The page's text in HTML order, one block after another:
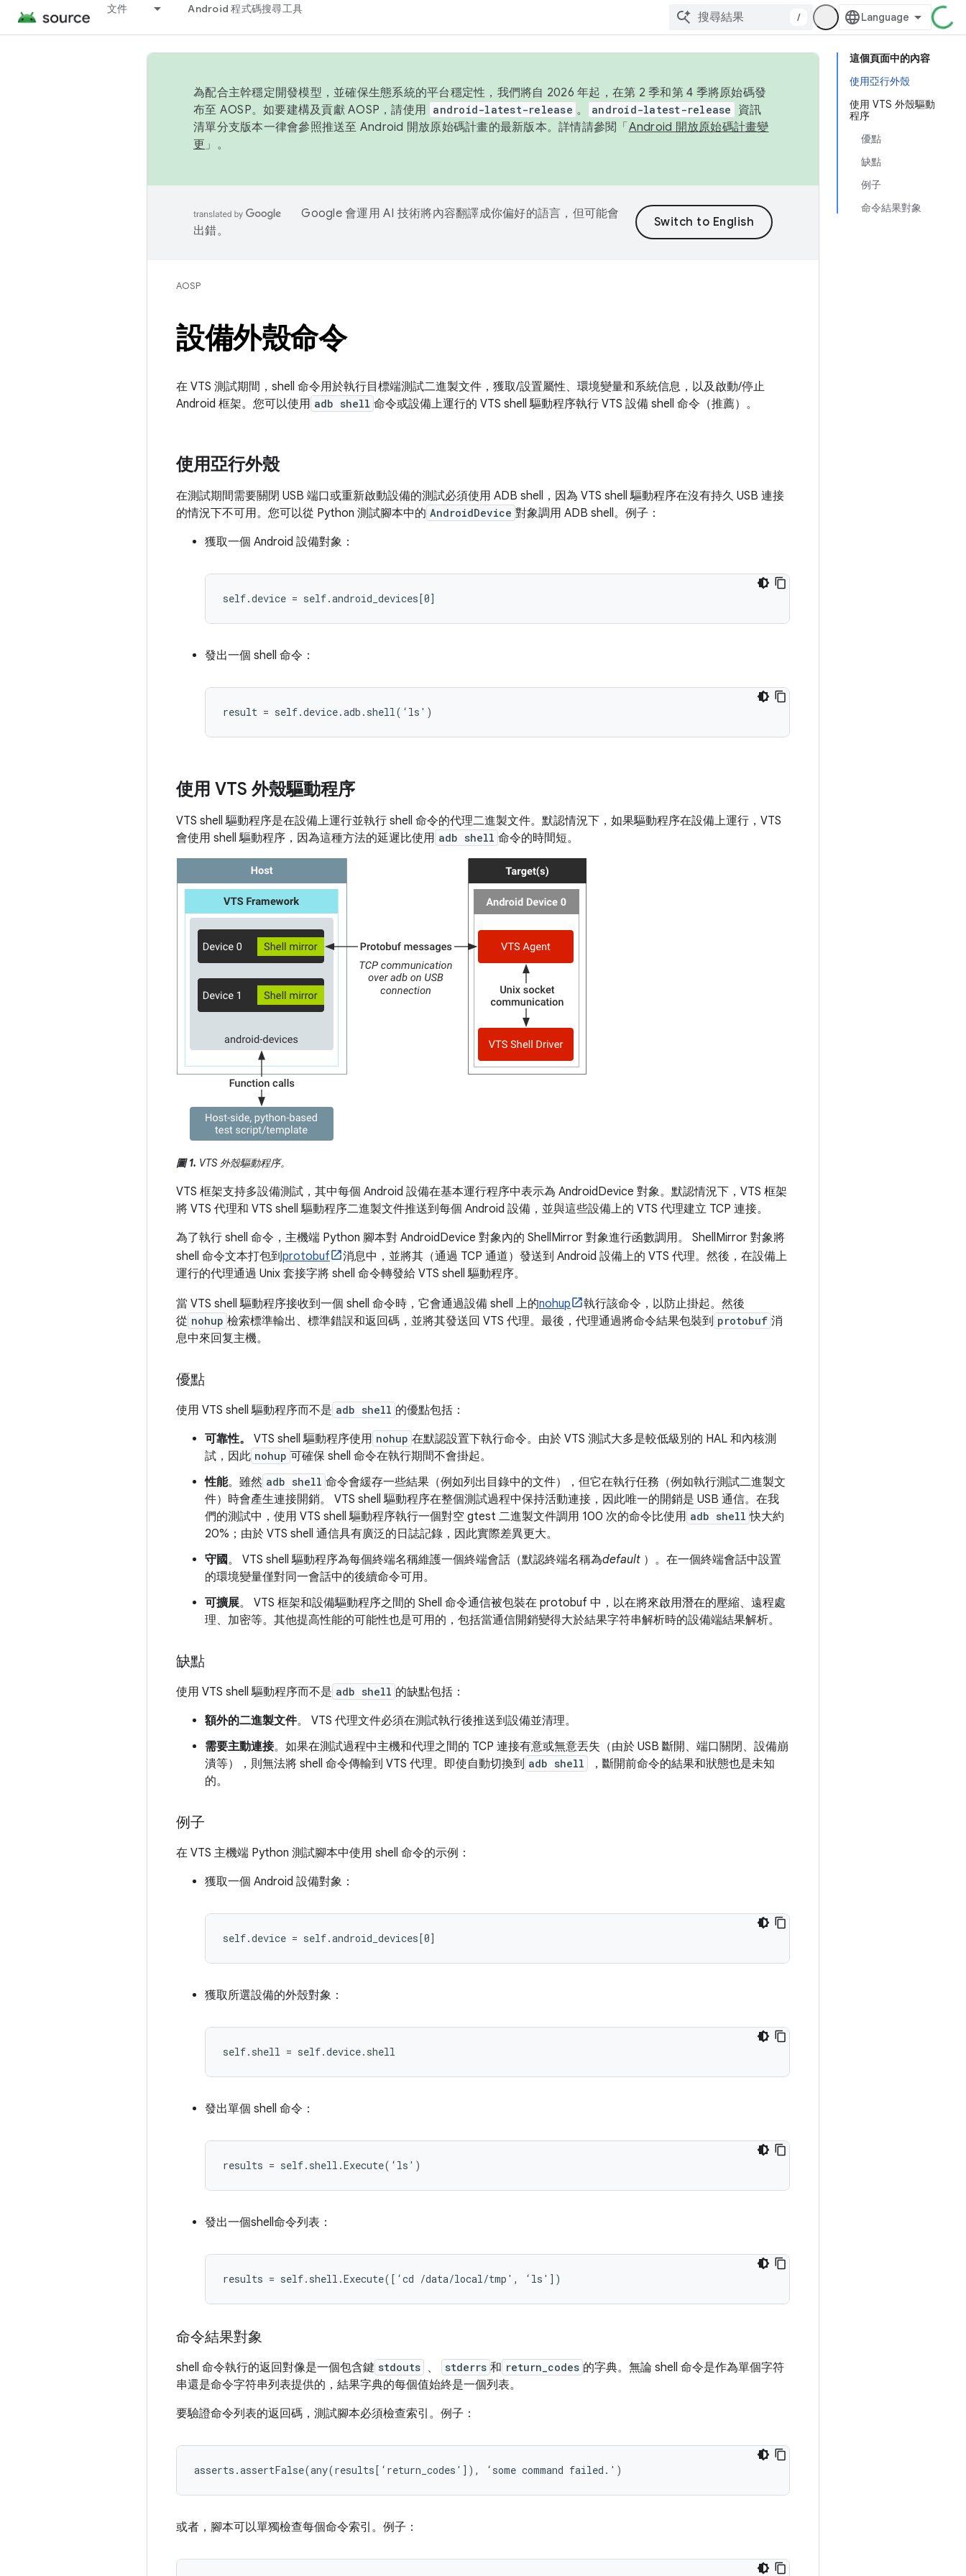
文件 Android 程式碼搜尋工具
/
這個頁面中的內容
使用亞行外殼
使用 VTS 外殼驅動
程序
優點
缺點
例子
命令結果對象
為配合主幹穩定開發模型，並確保生態系統的平台穩定性，我們將自 2026 年起，在第 2 季和第 4 季將原始碼發
布至 AOSP。如要建構及貢獻 AOSP，請使用 android-latest-release 。 android-latest-release
資訊
清單分支版本一律會參照推送至 Android 開放原始碼計畫的最新版本。詳情請參閱「 Android 開放原始碼計畫變
更 」。
Google 會運用 AI 技術將內容翻譯成你偏好的語言，但可能會
出錯。
AOSP
設備外殼命令
在 VTS 測試期間，shell 命令用於執行目標端測試二進製文件，獲取/設置屬性、環境變量和系統信息，以及啟動/停止
Android 框架。您可以使用 adb shell 命令或設備上運行的 VTS shell 驅動程序執行 VTS 設備 shell 命令（推薦）。
使用亞行外殼
在測試期間需要關閉 USB 端口或重新啟動設備的測試必須使用 ADB shell，因為 VTS shell 驅動程序在沒有持久 USB 連接
的情況下不可用。您可以從 Python 測試腳本中的 AndroidDevice 對象調用 ADB shell。例子：
獲取一個 Android 設備對象：
發出一個 shell 命令：
使用 VTS 外殼驅動程序
VTS shell 驅動程序是在設備上運行並執行 shell 命令的代理二進製文件。默認情況下，如果驅動程序在設備上運行，VTS
會使用 shell 驅動程序，因為這種方法的延遲比使用 adb shell 命令的時間短。
圖 1. VTS 外殼驅動程序。
VTS 框架支持多設備測試，其中每個 Android 設備在基本運行程序中表示為 AndroidDevice 對象。默認情況下，VTS 框架
將 VTS 代理和 VTS shell 驅動程序二進製文件推送到每個 Android 設備，並與這些設備上的 VTS 代理建立 TCP 連接。
為了執行 shell 命令，主機端 Python 腳本對 AndroidDevice 對象內的 ShellMirror 對象進行函數調用。 ShellMirror 對象將
shell 命令文本打包到protobuf
消息中，並將其（通過 TCP 通道）發送到 Android 設備上的 VTS 代理。然後，在設備上
運行的代理通過 Unix 套接字將 shell 命令轉發給 VTS shell 驅動程序。
當 VTS shell 驅動程序接收到一個 shell 命令時，它會通過設備 shell 上的nohup
執行該命令，以防止掛起。然後
從 nohup 檢索標準輸出、標準錯誤和返回碼，並將其發送回 VTS 代理。最後，代理通過將命令結果包裝到 protobuf 消
息中來回复主機。
優點
使用 VTS shell 驅動程序而不是 adb shell 的優點包括：
可靠性。
VTS shell 驅動程序使用 nohup 在默認設置下執行命令。由於 VTS 測試大多是較低級別的 HAL 和內核測
試，因此 nohup 可確保 shell 命令在執行期間不會掛起。
性能。雖然 adb shell 命令會緩存一些結果（例如列出目錄中的文件），但它在執行任務（例如執行測試二進製文
件）時會產生連接開銷。 VTS shell 驅動程序在整個測試過程中保持活動連接，因此唯一的開銷是 USB 通信。在我
們的測試中，使用 VTS shell 驅動程序執行一個對空 gtest 二進製文件調用 100 次的命令比使用 adb shell 快大約
20%；由於 VTS shell 通信具有廣泛的日誌記錄，因此實際差異更大。
守國。 VTS shell 驅動程序為每個終端名稱維護一個終端會話（默認終端名稱為default ）。在一個終端會話中設置
的環境變量僅對同一會話中的後續命令可用。
可擴展。 VTS 框架和設備驅動程序之間的 Shell 命令通信被包裝在 protobuf 中，以在將來啟用潛在的壓縮、遠程處
理、加密等。其他提高性能的可能性也是可用的，包括當通信開銷變得大於結果字符串解析時的設備端結果解析。
缺點
使用 VTS shell 驅動程序而不是 adb shell 的缺點包括：
額外的二進製文件。 VTS 代理文件必須在測試執行後推送到設備並清理。
需要主動連接。如果在測試過程中主機和代理之間的 TCP 連接有意或無意丟失（由於 USB 斷開、端口關閉、設備崩
潰等），則無法將 shell 命令傳輸到 VTS 代理。即使自動切換到 adb shell
，斷開前命令的結果和狀態也是未知
的。
例子
在 VTS 主機端 Python 測試腳本中使用 shell 命令的示例：
獲取一個 Android 設備對象：
獲取所選設備的外殼對象：
發出單個 shell 命令：
發出一個shell命令列表：
命令結果對象
shell 命令執行的返回對像是一個包含鍵 stdouts 、 stderrs 和 return_codes 的字典。無論 shell 命令是作為單個字符
串還是命令字符串列表提供的，結果字典的每個值始終是一個列表。
要驗證命令列表的返回碼，測試腳本必須檢查索引。例子：
或者，腳本可以單獨檢查每個命令索引。例子：